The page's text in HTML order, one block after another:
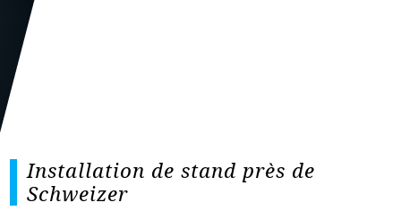
Installation de stand près de
Schweizer